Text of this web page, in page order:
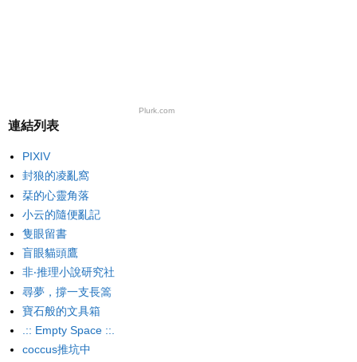
Plurk.com
連結列表
PIXIV
封狼的凌亂窩
栞的心靈角落
小云的隨便亂記
隻眼留書
盲眼貓頭鷹
非‧推理小說研究社
尋夢，撐一支長篙
寶石般的文具箱
.:: Empty Space ::.
coccus推坑中